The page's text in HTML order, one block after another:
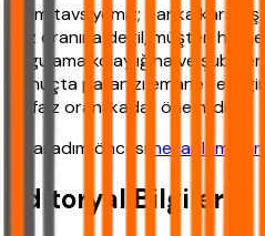
Bizim tavsiyemiz; banka
faiz oranına değil, müşteri
uygulama kolaylığına ve şube
Sonuçta paranızı emanet
az faiz oranı kadar önemlidir.
Nihai adım öncesi hesaplama
Editoryal Bilgiler